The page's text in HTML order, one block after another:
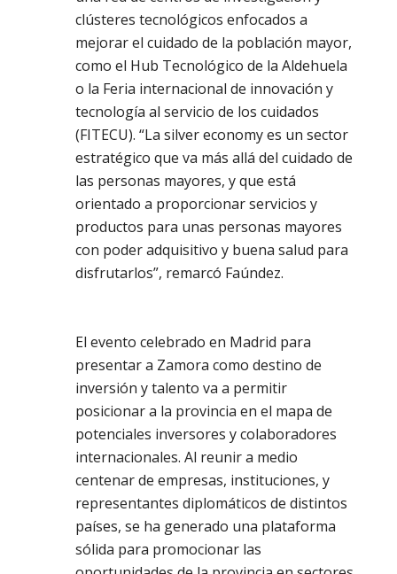
clústeres tecnológicos enfocados a
mejorar el cuidado de la población mayor,
como el Hub Tecnológico de la Aldehuela
o la Feria internacional de innovación y
tecnología al servicio de los cuidados
(FITECU). “La silver economy es un sector
estratégico que va más allá del cuidado de
las personas mayores, y que está
orientado a proporcionar servicios y
productos para unas personas mayores
con poder adquisitivo y buena salud para
disfrutarlos”, remarcó Faúndez.
El evento celebrado en Madrid para
presentar a Zamora como destino de
inversión y talento va a permitir
posicionar a la provincia en el mapa de
potenciales inversores y colaboradores
internacionales. Al reunir a medio
centenar de empresas, instituciones, y
representantes diplomáticos de distintos
países, se ha generado una plataforma
sólida para promocionar las